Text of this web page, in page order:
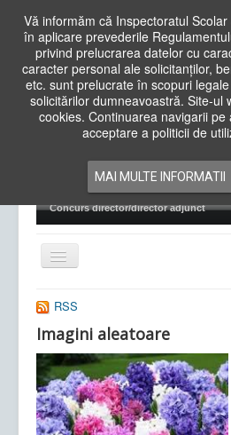
Vă informăm că Inspectoratul
în aplicare prevederile
privind prelucrarea datelor cu
caracter personal ale solicitanților,
etc. sunt prelucrate în scopuri
solicitărilor dumneavoastră. Site-ul
cookies. Continuarea navigarii
acceptare a politicii de
MAI MULTE INFORMATII
Cauta
in
siteAcasa Cadre Didactice
Examene Naționale
Concurs director/director adjunct
Comută
navigarea
Ultimele articole: Vi, 04.11.2022 -
Județean
RSS
Imagini aleatoare